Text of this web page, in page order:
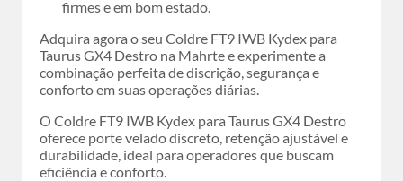
firmes e em bom estado.
Adquira agora o seu Coldre FT9 IWB Kydex para
Taurus GX4 Destro na Mahrte e experimente a
combinação perfeita de discrição, segurança e
conforto em suas operações diárias.
O Coldre FT9 IWB Kydex para Taurus GX4 Destro
oferece porte velado discreto, retenção ajustável e
durabilidade, ideal para operadores que buscam
eficiência e conforto.